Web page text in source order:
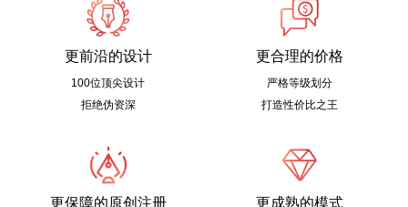
更前沿的设计
100位顶尖设计
拒绝伪资深
更合理的价格
严格等级划分
打造性价比之王
更保障的原创注册 更成熟的模式